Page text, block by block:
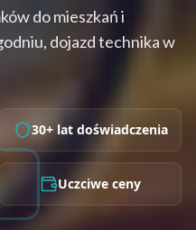
do mieszkań i
dojazd technika w
30+ lat doświadczenia
Uczciwe ceny